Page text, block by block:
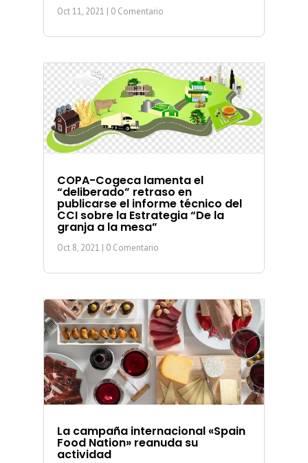
Oct 11, 2021 | 0 Comentario
COPA-Cogeca lamenta el
“deliberado” retraso en
publicarse el informe técnico del
CCI sobre la Estrategia “De la
granja a la mesa”
Oct 8, 2021 | 0 Comentario
La campaña internacional «Spain
Food Nation» reanuda su
actividad